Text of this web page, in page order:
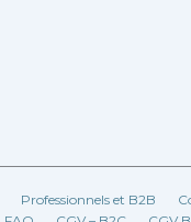
Professionnels et B2B